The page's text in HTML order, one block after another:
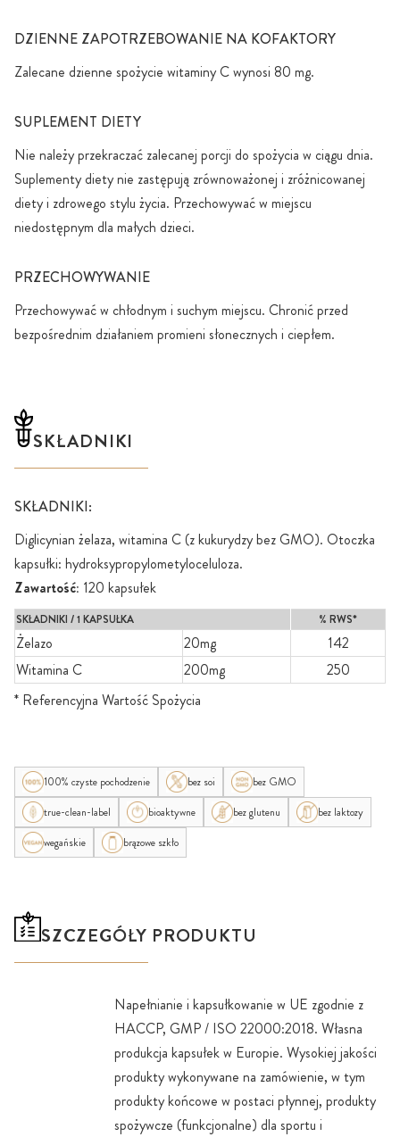
DZIENNE ZAPOTRZEBOWANIE NA KOFAKTORY
Zalecane dzienne spożycie witaminy C wynosi 80 mg.
SUPLEMENT DIETY
Nie należy przekraczać zalecanej porcji do spożycia w ciągu dnia.
Suplementy diety nie zastępują zrównoważonej i zróżnicowanej
diety i zdrowego stylu życia. Przechowywać w miejscu
niedostępnym dla małych dzieci.
PRZECHOWYWANIE
Przechowywać w chłodnym i suchym miejscu. Chronić przed
bezpośrednim działaniem promieni słonecznych i ciepłem.
SKŁADNIKI
SKŁADNIKI:
Diglicynian żelaza, witamina C (z kukurydzy bez GMO). Otoczka
kapsułki: hydroksypropylometyloceluloza.
Zawartość: 120 kapsułek
SKŁADNIKI / 1 KAPSUŁKA % RWS*
Żelazo 20mg
142
Witamina C
200mg
250
* Referencyjna Wartość Spożycia
100% czyste pochodzenie bez soi
bez GMO
true-clean-label
bioaktywne bez glutenu
bez laktozy
wegańskie
brązowe szkło
SZCZEGÓŁY PRODUKTU
Napełnianie i kapsułkowanie w UE zgodnie z
HACCP, GMP / ISO 22000:2018. Własna
produkcja kapsułek w Europie. Wysokiej jakości
produkty wykonywane na zamówienie, w tym
produkty końcowe w postaci płynnej, produkty
spożywcze (funkcjonalne) dla sportu i